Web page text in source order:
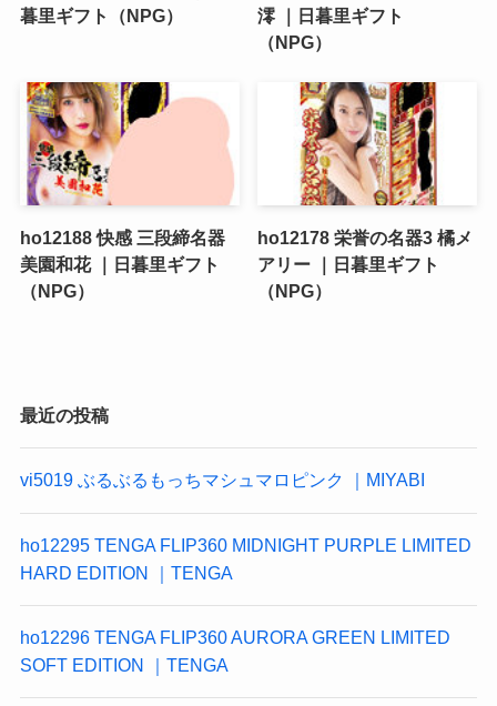
暮里ギフト（NPG）
澪 ｜日暮里ギフト
（NPG）
ho12188 快感 三段締名器
美園和花 ｜日暮里ギフト
（NPG）
ho12178 栄誉の名器3 橘メ
アリー ｜日暮里ギフト
（NPG）
最近の投稿
vi5019 ぶるぶるもっちマシュマロピンク ｜MIYABI
ho12295 TENGA FLIP360 MIDNIGHT PURPLE LIMITED
HARD EDITION ｜TENGA
ho12296 TENGA FLIP360 AURORA GREEN LIMITED
SOFT EDITION ｜TENGA